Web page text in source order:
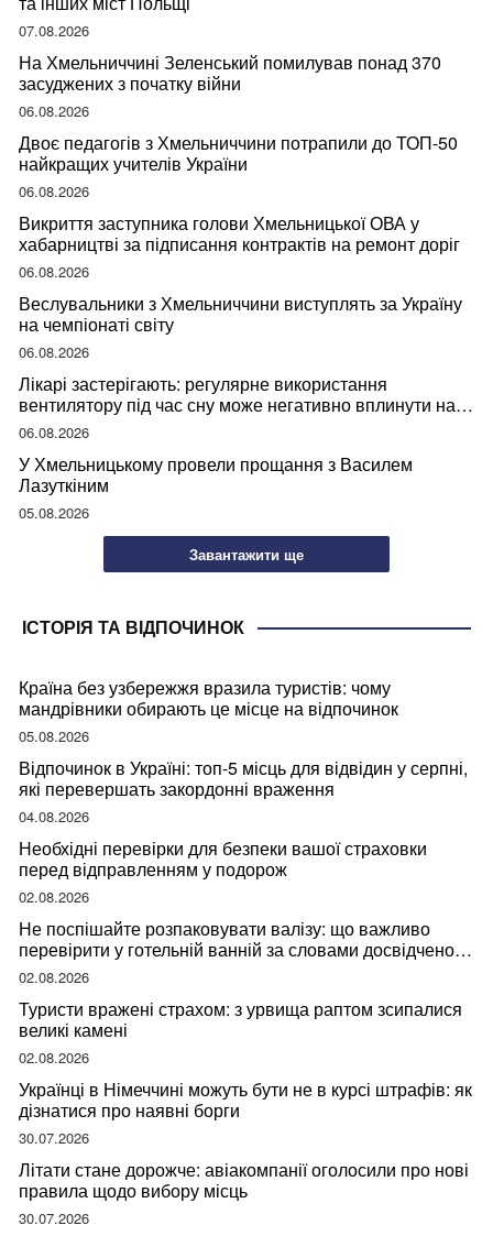
07.08.2026
На Хмельниччині Зеленський помилував понад 370
засуджених з початку війни
06.08.2026
Двоє педагогів з Хмельниччини потрапили до ТОП-50
найкращих учителів України
06.08.2026
Викриття заступника голови Хмельницької ОВА у
хабарництві за підписання контрактів на ремонт доріг
06.08.2026
Веслувальники з Хмельниччини виступлять за Україну
на чемпіонаті світу
06.08.2026
Лікарі застерігають: регулярне використання
вентилятору під час сну може негативно вплинути на
ваше здоров’я
06.08.2026
У Хмельницькому провели прощання з Василем
Лазуткіним
05.08.2026
Завантажити ще
ІСТОРІЯ ТА ВІДПОЧИНОК
Країна без узбережжя вразила туристів: чому
мандрівники обирають це місце на відпочинок
05.08.2026
Відпочинок в Україні: топ-5 місць для відвідин у серпні,
які перевершать закордонні враження
04.08.2026
Необхідні перевірки для безпеки вашої страховки
перед відправленням у подорож
02.08.2026
Не поспішайте розпаковувати валізу: що важливо
перевірити у готельній ванній за словами досвідченої
мандрівниці
02.08.2026
Туристи вражені страхом: з урвища раптом зсипалися
великі камені
02.08.2026
Українці в Німеччині можуть бути не в курсі штрафів: як
дізнатися про наявні борги
30.07.2026
Літати стане дорожче: авіакомпанії оголосили про нові
правила щодо вибору місць
30.07.2026